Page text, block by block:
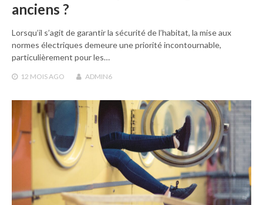
anciens ?
Lorsqu’il s’agit de garantir la sécurité de l’habitat, la mise aux
normes électriques demeure une priorité incontournable,
particulièrement pour les…
12 MOISAGO ADMIN6